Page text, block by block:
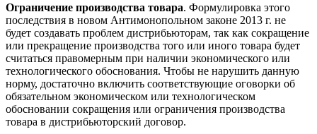
Ограничение производства товара. Формулировка этого
последствия в новом Антимонопольном законе 2013 г. не
будет создавать проблем дистрибьюторам, так как сокращение
или прекращение производства того или иного товара будет
считаться правомерным при наличии экономического или
технологического обоснования. Чтобы не нарушить данную
норму, достаточно включить соответствующие оговорки об
обязательном экономическом или технологическом
обосновании сокращения или ограничения производства
товара в дистрибьюторский договор.